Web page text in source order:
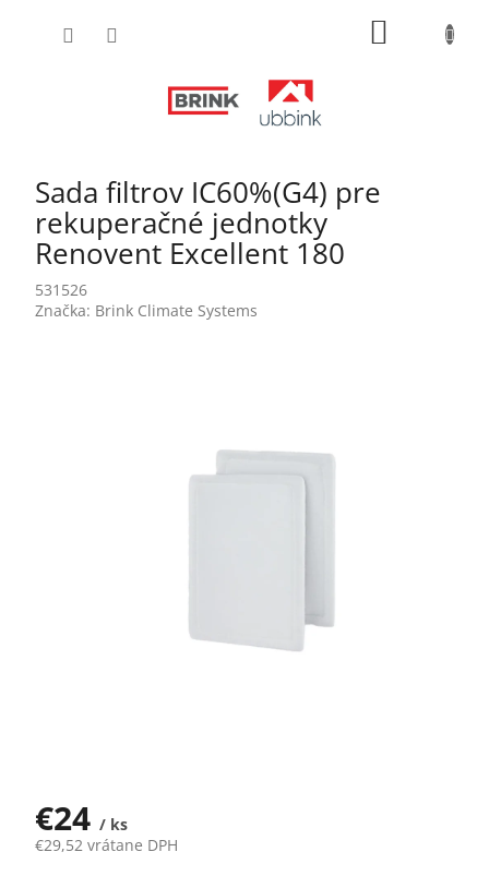
Sada filtrov IC60%(G4) pre
rekuperačné jednotky
Renovent Excellent 180
531526
Značka: Brink Climate Systems
€24/ ks
€29,52 vrátane DPH